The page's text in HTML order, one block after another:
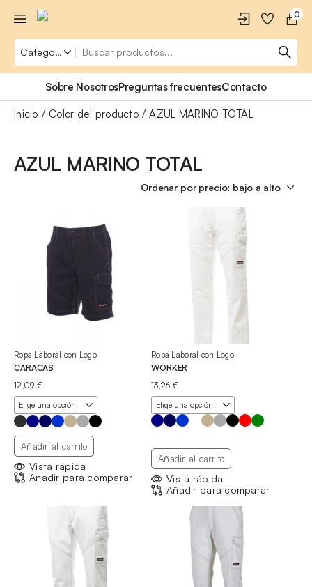
0
Sobre NosotrosPreguntas frecuentesContacto
Inicio Color del producto AZUL MARINO TOTAL
AZUL MARINO TOTAL
Ropa Laboral con Logo
CARACAS
12,09 €
Añadir al carrito
Vista rápida
Añadir para comparar
Ropa Laboral con Logo
WORKER
13,26 €
Añadir al carrito
Vista rápida
Añadir para comparar